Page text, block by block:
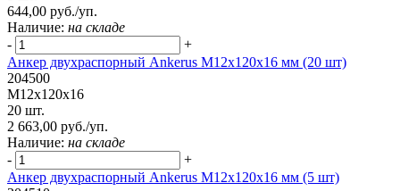
644,00 руб./уп.
Наличие: на складе
-
+
Анкер двухраспорный Ankerus М12х120х16 мм (20 шт)
204500
М12х120х16
20 шт.
2 663,00 руб./уп.
Наличие: на складе
-
+
Анкер двухраспорный Ankerus М12х120х16 мм (5 шт)